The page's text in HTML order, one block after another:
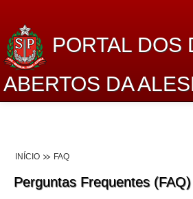
PORTAL DOS
ABERTOS DA
Lei de Acesso à Informação
INÍCIO FAQ
Perguntas Frequentes (FAQ)